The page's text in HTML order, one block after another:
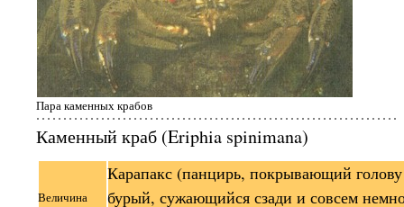
Пара каменных крабов
Каменный краб (Eriphia spinimana)
Величина
Карапакс (панцирь, покрывающий
бурый, сужающийся сзади и совсем